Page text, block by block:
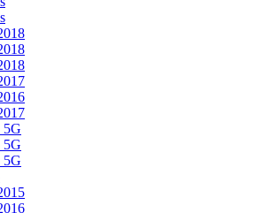
5G
5G
5G